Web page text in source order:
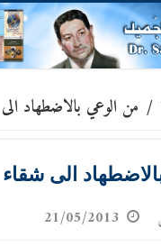
/ من الوعي بالاضطهاد
الى
21/05/2013